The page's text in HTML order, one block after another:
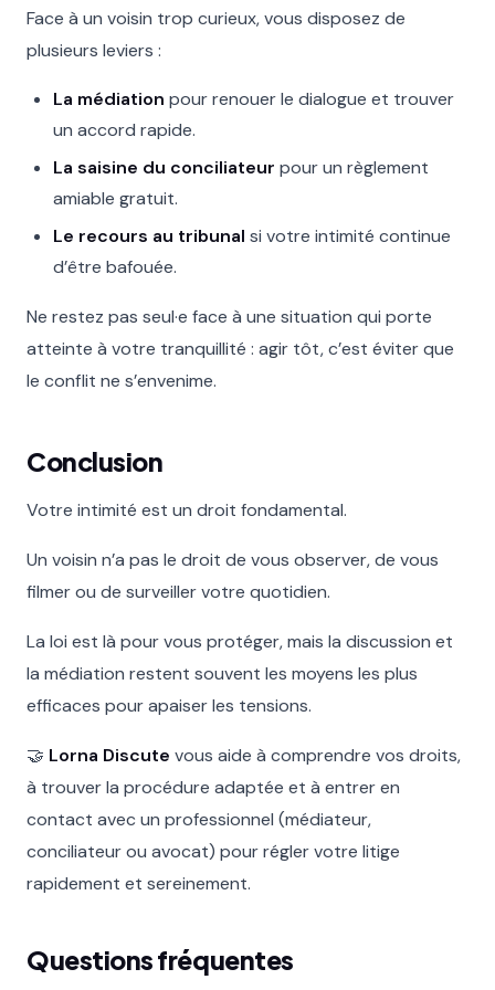
Face à un voisin trop curieux, vous disposez de
plusieurs leviers :
La médiation pour renouer le dialogue et trouver
un accord rapide.
La saisine du conciliateur pour un règlement
amiable gratuit.
Le recours au tribunal si votre intimité continue
d’être bafouée.
Ne restez pas seul·e face à une situation qui porte
atteinte à votre tranquillité : agir tôt, c’est éviter que
le conflit ne s’envenime.
Conclusion
Votre intimité est un droit fondamental.
Un voisin n’a pas le droit de vous observer, de vous
filmer ou de surveiller votre quotidien.
La loi est là pour vous protéger, mais la discussion et
la médiation restent souvent les moyens les plus
efficaces pour apaiser les tensions.
🤝 Lorna Discute vous aide à comprendre vos droits,
à trouver la procédure adaptée et à entrer en
contact avec un professionnel (médiateur,
conciliateur ou avocat) pour régler votre litige
rapidement et sereinement.
Questions fréquentes